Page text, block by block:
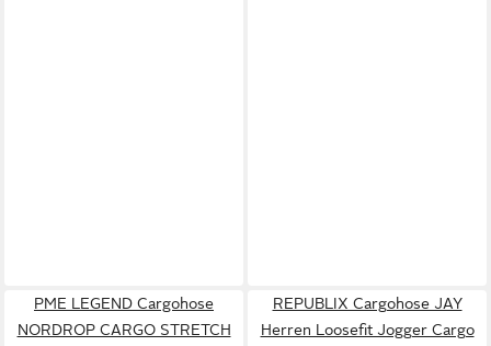
PME LEGEND Cargohose
NORDROP CARGO STRETCH
REPUBLIX Cargohose JAY
Herren Loosefit Jogger Cargo